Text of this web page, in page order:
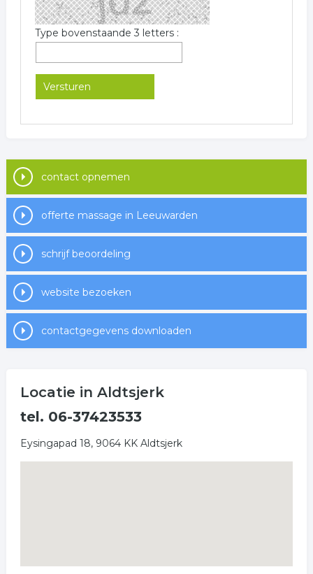
Type bovenstaande 3 letters :
contact opnemen
offerte massage in Leeuwarden
schrijf beoordeling
website bezoeken
contactgegevens downloaden
Locatie in Aldtsjerk
tel. 06-37423533
Eysingapad 18, 9064 KK Aldtsjerk